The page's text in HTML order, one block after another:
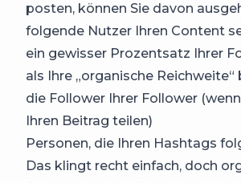
posten, können Sie davon
folgende Nutzer Ihren Content
ein gewisser Prozentsatz Ihrer
als Ihre „organische Reichweite“
die Follower Ihrer Follower
Ihren Beitrag teilen)
Personen, die Ihren Hashtags
Das klingt recht einfach, doch